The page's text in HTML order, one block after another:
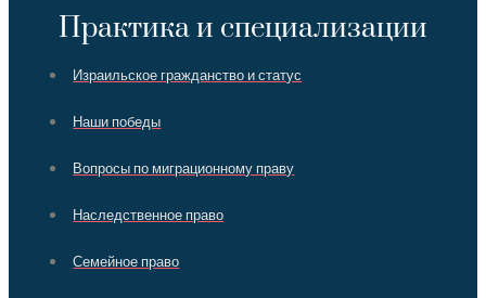
Практика и специализации
Израильское гражданство и статус
Наши победы
Вопросы по миграционному праву
Наследственное право
Семейное право